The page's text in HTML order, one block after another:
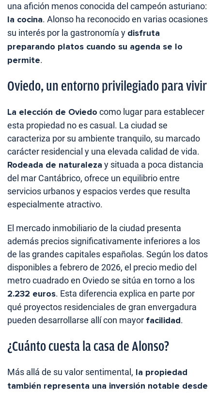
una afición menos conocida del campeón asturiano:
la cocina. Alonso ha reconocido en varias ocasiones
su interés por la gastronomía y disfruta
preparando platos cuando su agenda se lo
permite.
Oviedo, un entorno privilegiado para vivir
La elección de Oviedo como lugar para establecer
esta propiedad no es casual. La ciudad se
caracteriza por su ambiente tranquilo, su marcado
carácter residencial y una elevada calidad de vida.
Rodeada de naturaleza y situada a poca distancia
del mar Cantábrico, ofrece un equilibrio entre
servicios urbanos y espacios verdes que resulta
especialmente atractivo.
El mercado inmobiliario de la ciudad presenta
además precios significativamente inferiores a los
de las grandes capitales españolas. Según los datos
disponibles a febrero de 2026, el precio medio del
metro cuadrado en Oviedo se sitúa en torno a los
2.232 euros. Esta diferencia explica en parte por
qué proyectos residenciales de gran envergadura
pueden desarrollarse allí con mayor facilidad.
¿Cuánto cuesta la casa de Alonso?
Más allá de su valor sentimental, la propiedad
también representa una inversión notable desde